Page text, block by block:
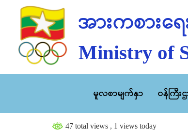
အားကစားရေ
Ministry of
မူလစာမျက်နှာ ဝန်ကြီး
47 total views , 1 views today